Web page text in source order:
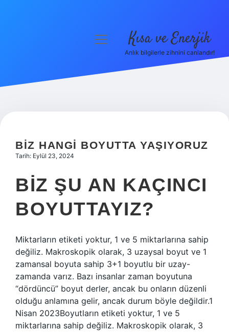
Hakkımızda
menüyü
Kısa ve Enerjik
Anlık bilgilerle zihnini canlandır!
BIZ HANGI BOYUTTA YAŞIYORUZ
Tarih: Eylül 23, 2024
BIZ ŞU AN KAÇINCI
BOYUTTAYIZ?
Miktarların etiketi yoktur, 1 ve 5 miktarlarına sahip
değiliz. Makroskopik olarak, 3 uzaysal boyut ve 1
zamansal boyuta sahip 3+1 boyutlu bir uzay-
zamanda varız. Bazı insanlar zaman boyutuna
“dördüncü” boyut derler, ancak bu onların düzenli
olduğu anlamına gelir, ancak durum böyle değildir.1
Nisan 2023Boyutların etiketi yoktur, 1 ve 5
miktarlarına sahip değiliz. Makroskopik olarak, 3